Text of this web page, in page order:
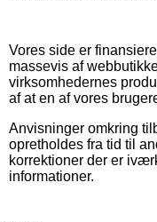
Vores side er
massevis af
virksomhedernes
af at en af vores
Anvisninger omkring
opretholdes fra tid til
korrektioner der er
informationer.